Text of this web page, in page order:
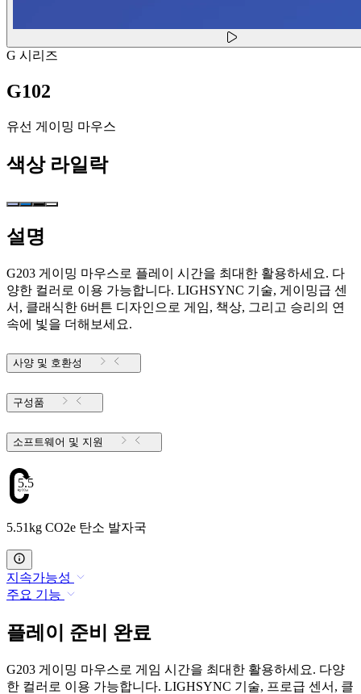
G 시리즈
G102
유선 게이밍 마우스
색상 라일락
설명
G203 게이밍 마우스로 플레이 시간을 최대한 활용하세요. 다
양한 컬러로 이용 가능합니다. LIGHSYNC 기술, 게이밍급 센
서, 클래식한 6버튼 디자인으로 게임, 책상, 그리고 승리의 연
속에 빛을 더해보세요.
사양 및 호환성
구성품
소프트웨어 및 지원
5.51
5.51kg CO2e 탄소 발자국
지속가능성
주요 기능
플레이 준비 완료
G203 게이밍 마우스로 게임 시간을 최대한 활용하세요. 다양
한 컬러로 이용 가능합니다. LIGHSYNC 기술, 프로급 센서, 클